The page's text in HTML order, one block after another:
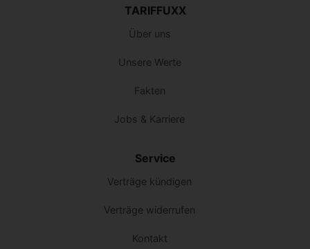
TARIFFUXX
Über uns
Unsere Werte
Fakten
Jobs & Karriere
Service
Verträge kündigen
Verträge widerrufen
Kontakt